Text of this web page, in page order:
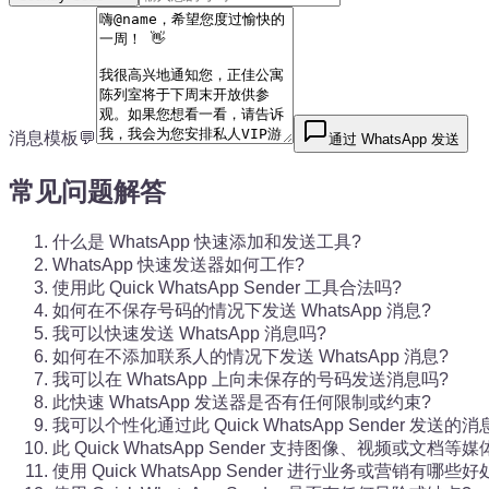
消息模板💬 通过 WhatsApp 发送
常见问题解答
什么是 WhatsApp 快速添加和发送工具?
WhatsApp 快速发送器如何工作?
使用此 Quick WhatsApp Sender 工具合法吗?
如何在不保存号码的情况下发送 WhatsApp 消息?
我可以快速发送 WhatsApp 消息吗?
如何在不添加联系人的情况下发送 WhatsApp 消息?
我可以在 WhatsApp 上向未保存的号码发送消息吗?
此快速 WhatsApp 发送器是否有任何限制或约束?
我可以个性化通过此 Quick WhatsApp Sender 发送的消
此 Quick WhatsApp Sender 支持图像、视频或文档等媒
使用 Quick WhatsApp Sender 进行业务或营销有哪些好